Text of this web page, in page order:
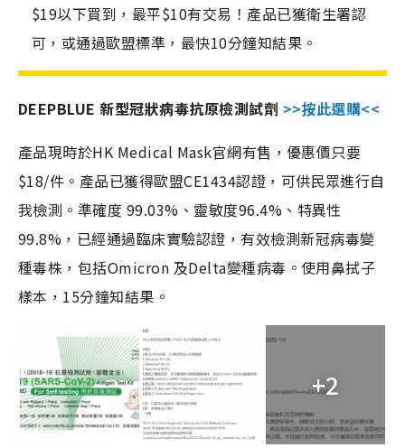
$19以下買到，最平$10有交易！產品已獲衛生署認
可，或通過歐盟標準，最快10分鐘知結果。
DEEPBLUE 新型冠狀病毒抗原檢測試劑 >>按此選購<<
產品現時於HK Medical Mask官網有售，優惠價只要
$18/件。產品已獲得歐盟CE1434認證，可供民眾進行自
我檢測。準確度 99.03%、靈敏度96.4%、特異性
99.8%，已經通過臨床實驗認證，有效檢測新冠病毒變
種毒株，包括Omicron 及Delta變種病毒。使用鼻拭子
樣本，15分鐘知結果。
+2